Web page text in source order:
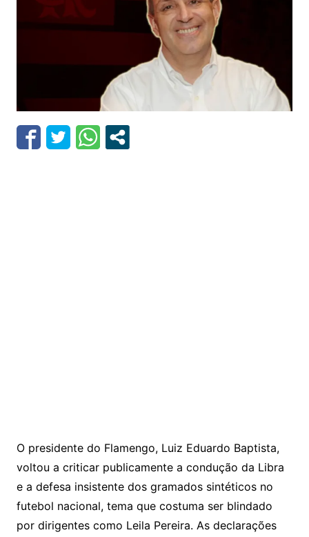
O presidente do Flamengo, Luiz Eduardo Baptista,
voltou a criticar publicamente a condução da Libra
e a defesa insistente dos gramados sintéticos no
futebol nacional, tema que costuma ser blindado
por dirigentes como Leila Pereira. As declarações